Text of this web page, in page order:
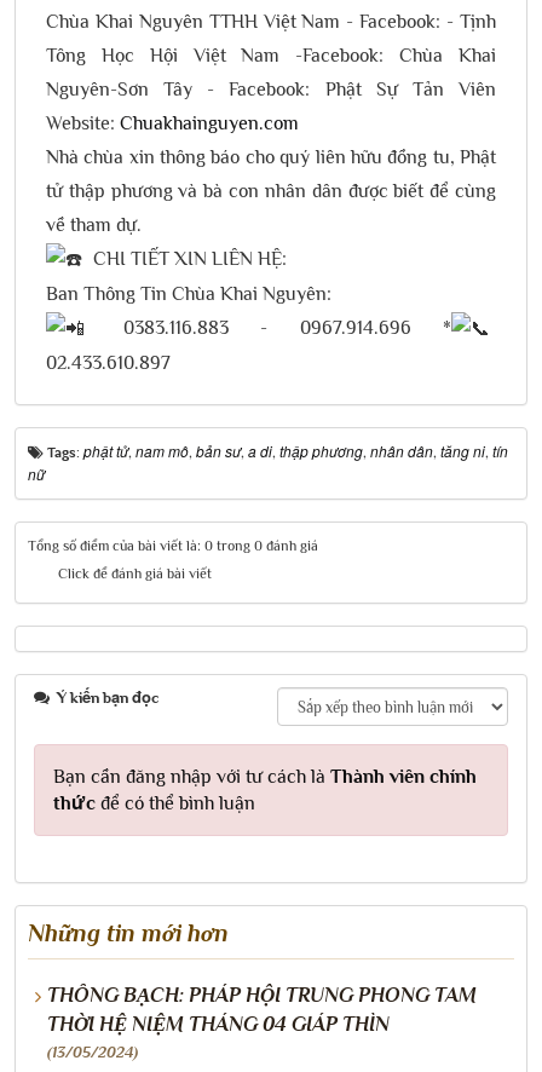
Chùa Khai Nguyên TTHH Việt Nam - Facebook: - Tịnh
Tông Học Hội Việt Nam -Facebook: Chùa Khai
Nguyên-Sơn Tây - Facebook: Phật Sự Tản Viên
Website: Chuakhainguyen.com
Nhà chùa xin thông báo cho quý liên hữu đồng tu, Phật
tử thập phương và bà con nhân dân được biết để cùng
về tham dự.
CHI TIẾT XIN LIÊN HỆ:
Ban Thông Tin Chùa Khai Nguyên:
0383.116.883 - 0967.914.696 *
02.433.610.897
Tags: phật tử, nam mô, bản sư, a di, thập phương, nhân dân, tăng ni, tín
nữ
Tổng số điểm của bài viết là: 0 trong 0 đánh giá
Click để đánh giá bài viết
Ý kiến bạn đọc
Bạn cần đăng nhập với tư cách là Thành viên chính
thức để có thể bình luận
Những tin mới hơn
THÔNG BẠCH: PHÁP HỘI TRUNG PHONG TAM
THỜI HỆ NIỆM THÁNG 04 GIÁP THÌN
(13/05/2024)